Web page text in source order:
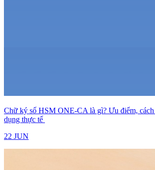
Chữ ký số HSM ONE-CA là gì? Ưu điểm,
dụng thực tế
22 JUN